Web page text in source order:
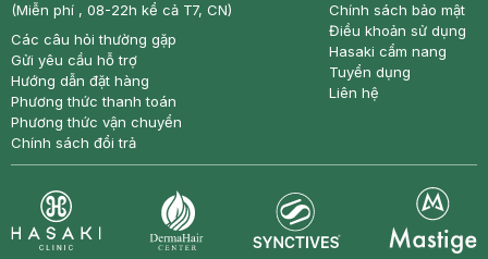
(Miễn phí , 08-22h kể cả T7, CN)
Các câu hỏi thường gặp
Gửi yêu cầu hỗ trợ
Hướng dẫn đặt hàng
Phương thức thanh toán
Phương thức vận chuyển
Chính sách đổi trả
Chính sách bảo mật
Điều khoản sử dụng
Hasaki cẩm nang
Tuyển dụng
Liên hệ